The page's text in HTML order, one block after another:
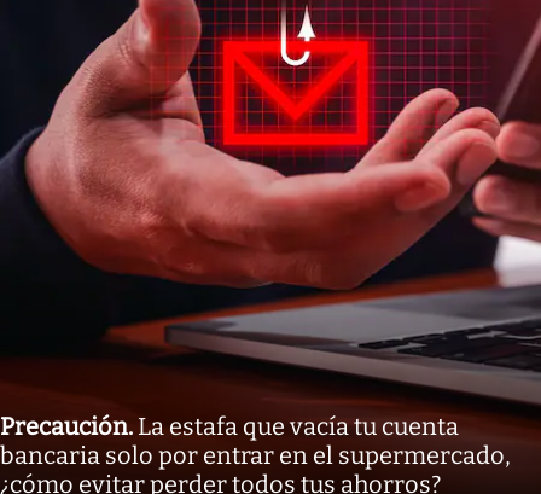
Precaución. La estafa que vacía tu cuenta
bancaria solo por entrar en el supermercado,
¿cómo evitar perder todos tus ahorros?